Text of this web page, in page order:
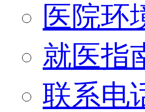
医院环
就医指
联系电